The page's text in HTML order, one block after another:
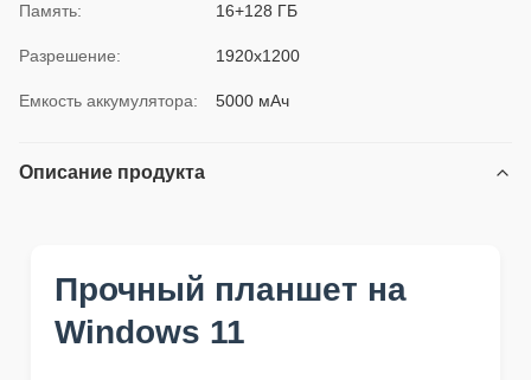
Память: 16+128 ГБ
Разрешение: 1920x1200
Емкость аккумулятора: 5000 мАч
Описание продукта
Прочный планшет на
Windows 11